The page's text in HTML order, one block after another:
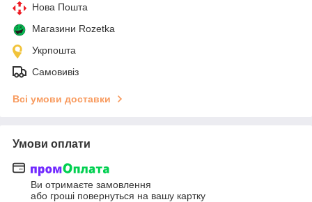
Нова Пошта
Магазини Rozetka
Укрпошта
Самовивіз
Всі умови доставки
Умови оплати
Ви отримаєте замовлення
або гроші повернуться на вашу картку